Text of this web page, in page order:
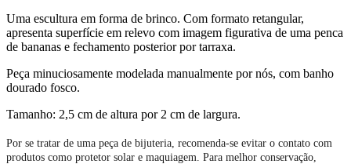
Uma escultura em forma de brinco. Com formato retangular,
apresenta superfície em relevo com imagem figurativa de uma penca
de bananas e fechamento posterior por tarraxa.
Peça minuciosamente modelada manualmente por nós, com banho
dourado fosco.
Tamanho: 2,5 cm de altura por 2 cm de largura.
Por se tratar de uma peça de bijuteria, recomenda-se evitar o contato com
produtos como protetor solar e maquiagem. Para melhor conservação,